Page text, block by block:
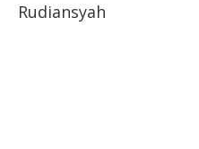
Rudiansyah